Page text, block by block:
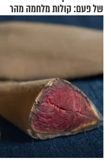
של פעם: קולות מלחמה מהר